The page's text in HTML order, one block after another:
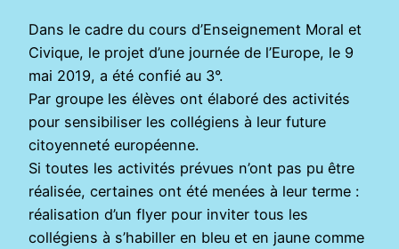
Dans le cadre du cours d’Enseignement Moral et
Civique, le projet d’une journée de l’Europe, le 9
mai 2019, a été confié au 3°.
Par groupe les élèves ont élaboré des activités
pour sensibiliser les collégiens à leur future
citoyenneté européenne.
Si toutes les activités prévues n’ont pas pu être
réalisée, certaines ont été menées à leur terme :
réalisation d’un flyer pour inviter tous les
collégiens à s’habiller en bleu et en jaune comme